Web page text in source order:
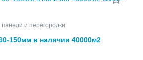
и перегородки
150мм в наличии 40000м2